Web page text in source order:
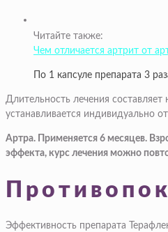
Читайте также:
Чем отличается артрит от
По 1 капсуле препарата 3
Длительность лечения
устанавливается индивидуально
Артра. Применяется 6 месяцев.
эффекта, курс лечения можно
Эффективность препарата